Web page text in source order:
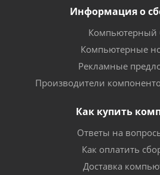
Информация о
Компьютерный
Компьютерные
Рекламные
Производители
Как купить
Ответы на
Как оплатить
Доставка